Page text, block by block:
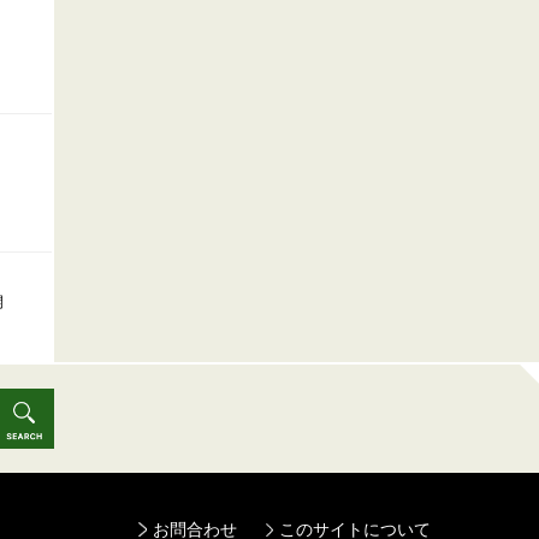
お問合わせ このサイトについて